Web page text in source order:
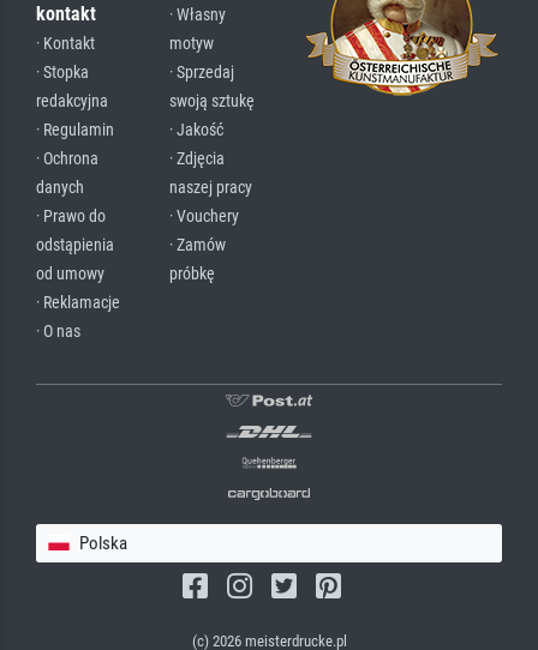
kontakt
· Kontakt
· Stopka
redakcyjna
· Regulamin
· Ochrona
danych
· Prawo do
odstąpienia
od umowy
· Reklamacje
· O nas
· Własny
motyw
· Sprzedaj
swoją sztukę
· Jakość
· Zdjęcia
naszej pracy
· Vouchery
· Zamów
próbkę
Polska
(c) 2026 meisterdrucke.pl